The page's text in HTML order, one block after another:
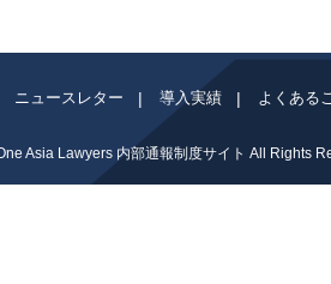
ニュースレター 導入実績 よくある
Asia Lawyers 内部通報制度サイト All Rights